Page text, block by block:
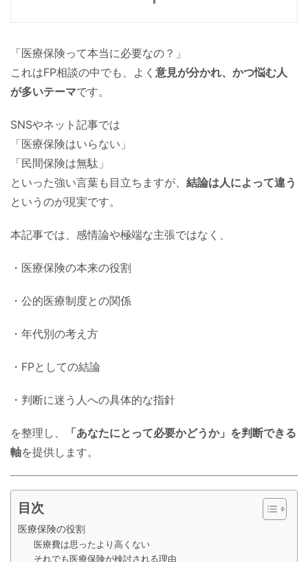
「医療保険って本当に必要なの？」
これはFP相談の中でも、よく 意見が分かれ、かつ悩む人
が多いテーマです。
SNSやネット記事では
「医療保険はいらない」
「民間保険は無駄」
といった強い言葉も目立ちますが、 結論は人によって違う
というのが現実です。
本記事では、感情論や極端な主張ではなく、
・医療保険の本来の役割
・公的医療制度との関係
・年代別の考え方
・FPとしての結論
・判断に迷う人への具体的な指針
を整理し、
「あなたにとって必要かどうか」を判断できる
軸を提供します。
目次
医療保険の役割
医療費は思ったより高くない
それでも医療保険が検討される理由